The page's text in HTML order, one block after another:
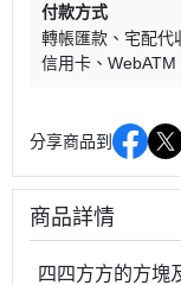
付款方式
轉帳匯款
宅配代
信用卡
WebATM
分享商品到
商品詳情
四四方方的方塊